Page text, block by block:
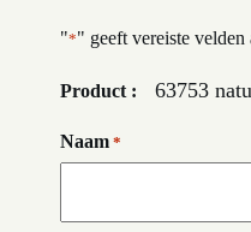
"*" geeft vereiste velden
Product : 63753
Naam *